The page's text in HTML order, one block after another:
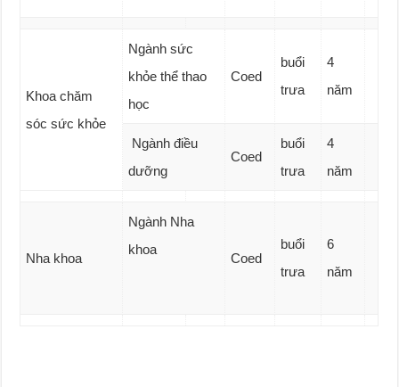
Khoa chăm
sóc sức khỏe
Ngành sức
khỏe thể thao
học
Coed
buổi
trưa
4
năm
Ngành điều
dưỡng
Coed
buổi
trưa
4
năm
Nha khoa
Ngành Nha
khoa
Coed
buổi
trưa
6
năm